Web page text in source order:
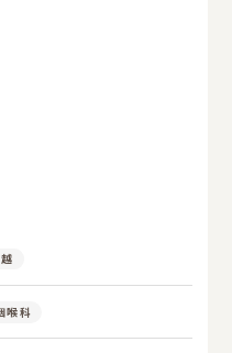
喉科